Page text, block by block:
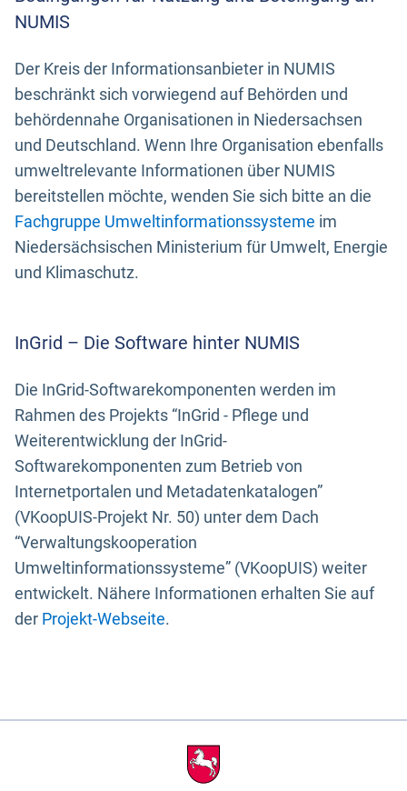
NUMIS
Der Kreis der Informationsanbieter in NUMIS
beschränkt sich vorwiegend auf Behörden und
behördennahe Organisationen in Niedersachsen
und Deutschland. Wenn Ihre Organisation ebenfalls
umweltrelevante Informationen über NUMIS
bereitstellen möchte, wenden Sie sich bitte an die
Fachgruppe Umweltinformationssysteme im
Niedersächsischen Ministerium für Umwelt, Energie
und Klimaschutz.
InGrid – Die Software hinter NUMIS
Die InGrid-Softwarekomponenten werden im
Rahmen des Projekts “InGrid - Pflege und
Weiterentwicklung der InGrid-
Softwarekomponenten zum Betrieb von
Internetportalen und Metadatenkatalogen”
(VKoopUIS-Projekt Nr. 50) unter dem Dach
“Verwaltungskooperation
Umweltinformationssysteme” (VKoopUIS) weiter
entwickelt. Nähere Informationen erhalten Sie auf
der Projekt-Webseite.